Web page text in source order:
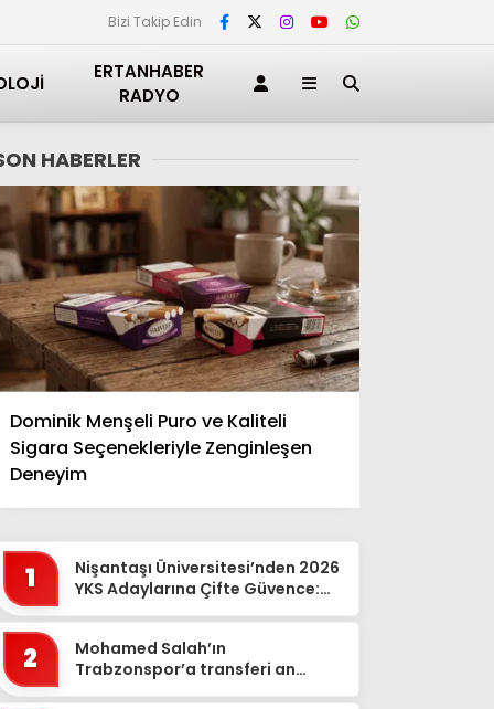
Bizi Takip Edin
ERTANHABER
RADYO
HABERLER
Dominik Menşeli Puro ve Kaliteli
Sigara Seçenekleriyle Zenginleşen
Deneyim
1
Nişantaşı Üniversitesi’nden 2026
YKS Adaylarına Çifte Güvence:
2
Mohamed Salah’ın
Trabzonspor’a transferi an
Adana
Adıyaman
Afyonkarahisar
Ağrı
Aksaray
Amasya
Ankara
Antalya
Ardahan